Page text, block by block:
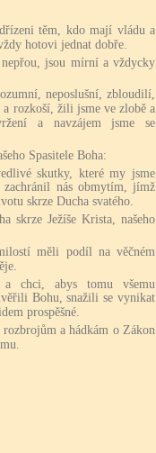
těm, kdo mají vládu a
hotovi jednat dobře.
jsou mírní a vždycky
neposlušní, zbloudilí,
rozkoší, žili jsme ve zlobě a
a navzájem jsme se
Spasitele Boha:
skutky, které my jsme
nás obmytím, jímž
skrze Ducha svatého.
skrze Ježíše Krista, našeho
měli podíl na věčném
chci, abys tomu všemu
Bohu, snažili se vynikat
prospěšné.
a hádkám o Zákon